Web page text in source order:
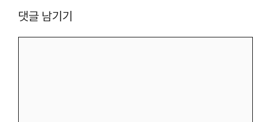
댓글 남기기